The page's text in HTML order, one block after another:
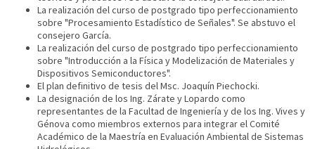
La realización del curso de postgrado tipo perfeccionamiento
sobre "Procesamiento Estadístico de Señales". Se abstuvo el
consejero García.
La realización del curso de postgrado tipo perfeccionamiento
sobre "Introducción a la Física y Modelización de Materiales y
Dispositivos Semiconductores".
El plan definitivo de tesis del Msc. Joaquín Piechocki.
La designación de los Ing. Zárate y Lopardo como
representantes de la Facultad de Ingeniería y de los Ing. Vives y
Génova como miembros externos para integrar el Comité
Académico de la Maestría en Evaluación Ambiental de Sistemas